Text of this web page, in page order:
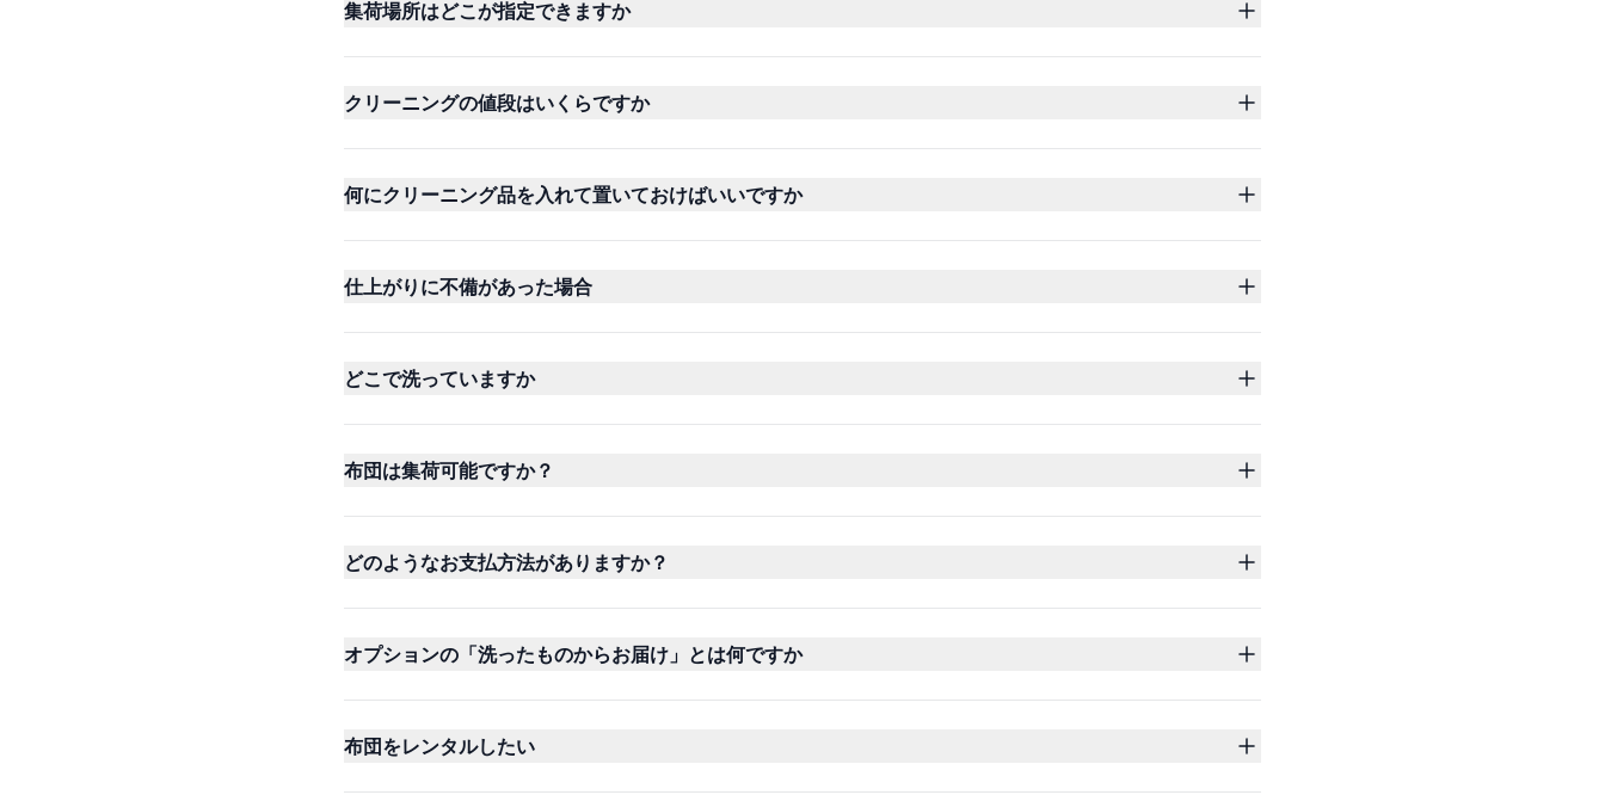
集荷場所はどこが指定できますか
クリーニングの値段はいくらですか
何にクリーニング品を入れて置いておけばいいですか
仕上がりに不備があった場合
どこで洗っていますか
布団は集荷可能ですか？
どのようなお支払方法がありますか？
オプションの「洗ったものからお届け」とは何ですか
布団をレンタルしたい